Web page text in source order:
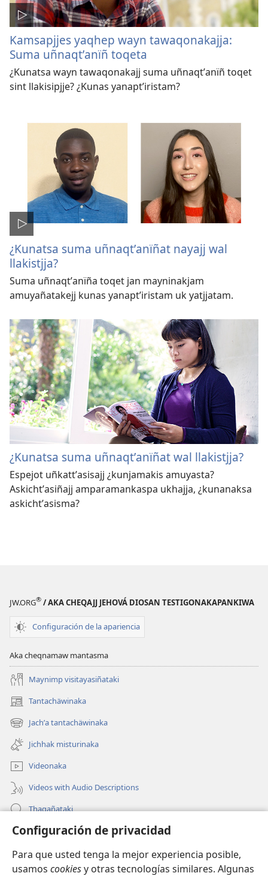
Configuración de privacidad
Para que usted tenga la mejor experiencia posible,
usamos cookiesy otras tecnologías similares. Algunas
Kamsapjjes yaqhep wayn tawaqonakajja:
Suma uñnaqtʼanïñ toqeta
¿Kunatsa wayn tawaqonakajj suma uñnaqtʼanïñ toqet
sint llakisipjje? ¿Kunas yanaptʼiristam?
¿Kunatsa suma uñnaqtʼanïñat nayajj wal
llakistjja?
Suma uñnaqtʼanïña toqet jan mayninakjam
amuyañatakejj kunas yanaptʼiristam uk yatjjatam.
¿Kunatsa suma uñnaqtʼanïñat wal llakistjja?
Espejot uñkattʼasisajj ¿kunjamakis amuyasta?
Askichtʼasiñajj amparamankaspa ukhajja, ¿kunanaksa
askichtʼasisma?
JW.ORG® / AKA CHEQAJJ JEHOVÁ DIOSAN TESTIGONAKAPANKIWA
Configuración de la apariencia
Aka cheqnamaw mantasma
Maynimp visitayasiñataki
Tantachäwinaka
(opens
new
window)
Jachʼa tantachäwinaka
(opens
new
window)
Jichhak misturinaka
Videonaka
Videos with Audio Descriptions
Thaqañataki
Oraqpachat yatiyäwinaka
Donacionanaka
(opens